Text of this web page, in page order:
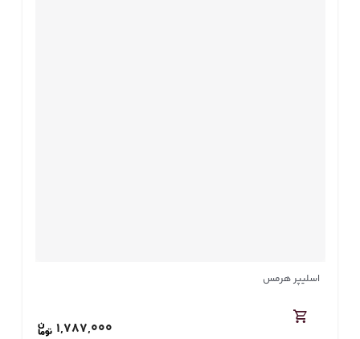
اسلیپر هرمس
1,787,000